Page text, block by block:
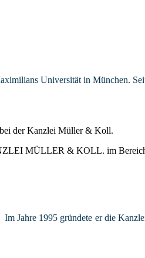
Universität in München.
Jahre 1995 gründete er die